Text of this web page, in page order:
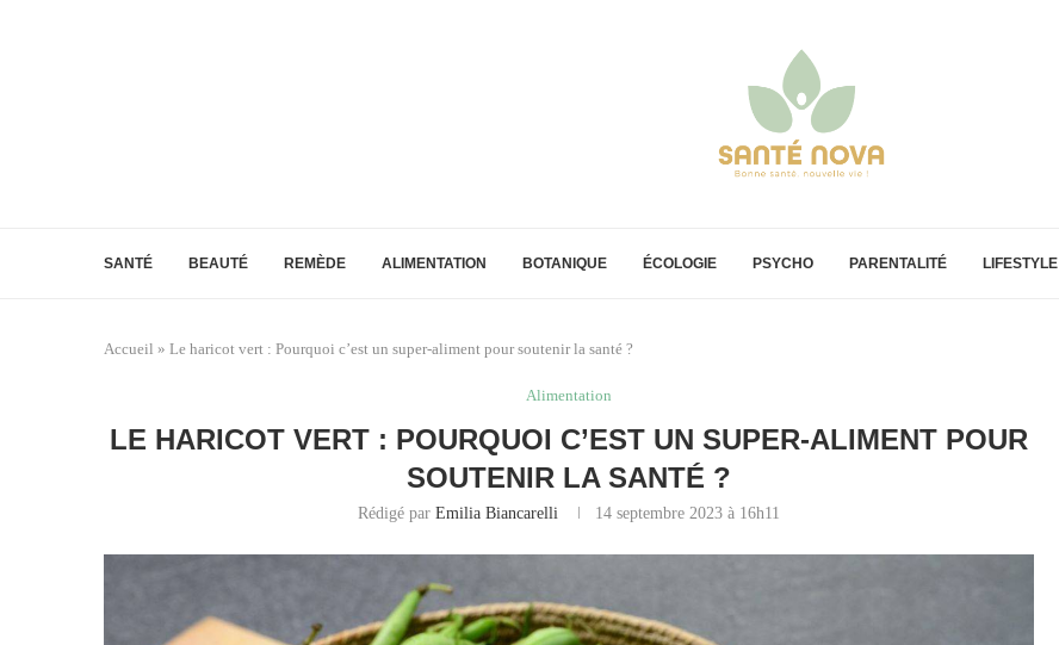
SANTÉ BEAUTÉ REMÈDE ALIMENTATION BOTANIQUE ÉCOLOGIE PSYCHO PARENTALITÉ LIFESTYLE
Accueil » Le haricot vert : Pourquoi c’est un super-aliment pour soutenir la santé ?
Alimentation
LE HARICOT VERT : POURQUOI C’EST UN SUPER-ALIMENT POUR
SOUTENIR LA SANTÉ ?
Rédigé par Emilia Biancarelli 14 septembre 2023 à 16h11